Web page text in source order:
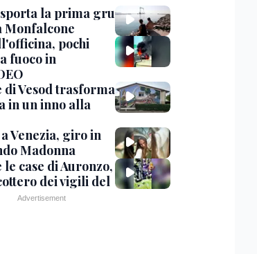
la prima gru
Monfalcone
pochi
fuoco in
Vesod trasforma
in un inno alla
Venezia, giro in
Madonna
case di Auronzo,
dei vigili del